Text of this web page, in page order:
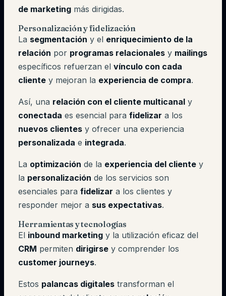
de marketing más dirigidas.
Personalización y fidelización
La segmentación y el enriquecimiento de la
relación por programas relacionales y mailings
específicos refuerzan el vínculo con cada
cliente y mejoran la experiencia de compra.
Así, una relación con el cliente multicanal y
conectada es esencial para fidelizar a los
nuevos clientes y ofrecer una experiencia
personalizada e integrada.
La optimización de la experiencia del cliente y
la personalización de los servicios son
esenciales para fidelizar a los clientes y
responder mejor a sus expectativas.
Herramientas y tecnologías
El inbound marketing y la utilización eficaz del
CRM permiten dirigirse y comprender los
customer journeys.
Estos palancas digitales transforman el